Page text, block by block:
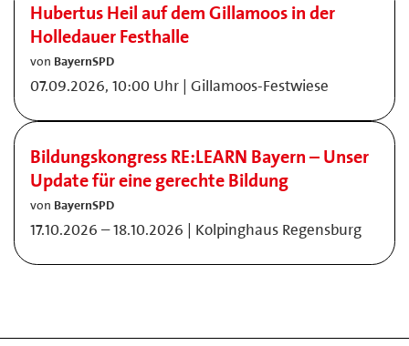
Hubertus Heil auf dem Gillamoos in der
Holledauer Festhalle
von BayernSPD
07.09.2026, 10:00 Uhr | Gillamoos-Festwiese
Bildungskongress RE:LEARN Bayern – Unser
Update für eine gerechte Bildung
von BayernSPD
17.10.2026 – 18.10.2026 | Kolpinghaus Regensburg